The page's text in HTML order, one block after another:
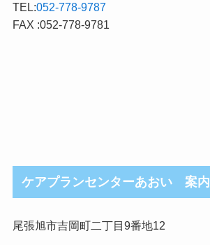
TEL:052-778-9787
FAX :052-778-9781
ケアプランセンターあおい 案内
尾張旭市吉岡町二丁目9番地12